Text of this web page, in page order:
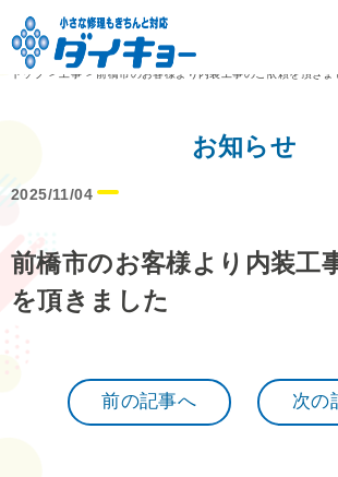
トップ
> 工事 > 前橋市のお客様より内装工事のご依頼を頂きま
お知らせ
2025/11/04
前橋市のお客様より内装工
を頂きました
前の記事へ 次の